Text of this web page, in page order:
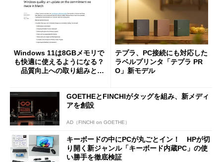
Windows 11は8GBメモリで
も快適に使えるようになる？
品質向上への取り組みと
テプラ、PC接続にも対応した
ラベルプリンタ「テプラ PR
O」新モデル
GOETHEとFINCHIがタッグを組み、新メディ
アを創設
AD（FINCHI on GOETHE）
キーボードの中にPCが丸ごとイン！ HPが切
り開く新ジャンル「キーボード内蔵PC」の使
い勝手を徹底検証